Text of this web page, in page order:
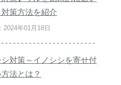
策方法を紹介
2024年01月18日
シ対策～イノシシを寄せ付
法とは？